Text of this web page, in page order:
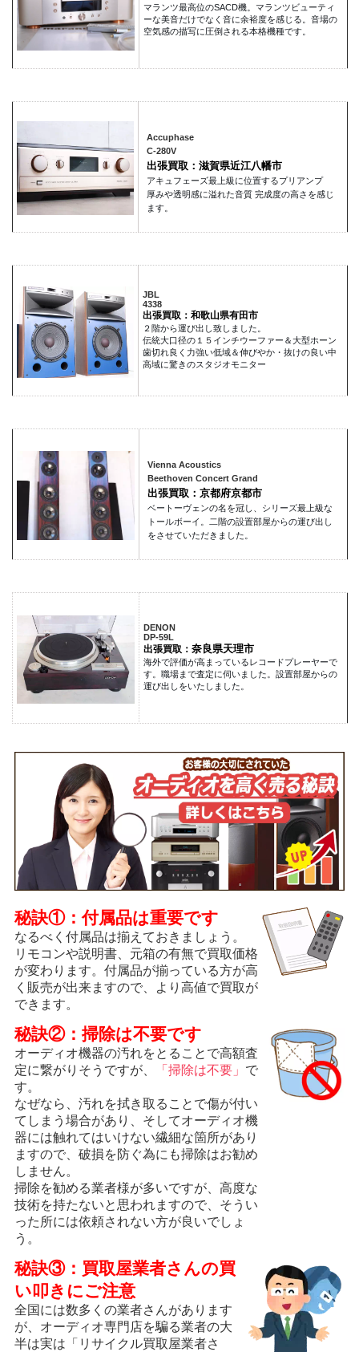
マランツ最高位のSACD機。マランツビューティ
ーな美音だけでなく音に余裕度を感じる。音場の
空気感の描写に圧倒される本格機種です。
Accuphase
C-280V
出張買取：滋賀県近江八幡市
アキュフェーズ最上級に位置するプリアンプ
厚みや透明感に溢れた音質 完成度の高さを感じ
ます。
JBL
4338
出張買取：和歌山県有田市
２階から運び出し致しました。
伝統大口径の１５インチウーファー＆大型ホーン
歯切れ良く力強い低域＆伸びやか・抜けの良い中
高域に驚きのスタジオモニター
Vienna Acoustics
Beethoven Concert Grand
出張買取：京都府京都市
ベートーヴェンの名を冠し、シリーズ最上級な
トールボーイ。二階の設置部屋からの運び出し
をさせていただきました。
DENON
DP-59L
出張買取： 奈良県天理市
海外で評価が高まっているレコードプレーヤーで
す。職場まで査定に伺いました。設置部屋からの
運び出しをいたしました。
秘訣①：付属品は重要です
なるべく付属品は揃えておきましょう。
リモコンや説明書、元箱の有無で買取価格
が変わります。付属品が揃っている方が高
く販売が出来ますので、より高値で買取が
できます。
秘訣②：掃除は不要です
オーディオ機器の汚れをとることで高額査
定に繋がりそうですが、
「掃除は不要」 で
す。
なぜなら、汚れを拭き取ることで傷が付い
てしまう場合があり、そしてオーディオ機
器には触れてはいけない繊細な箇所があり
ますので、破損を防ぐ為にも掃除はお勧め
しません。
掃除を勧める業者様が多いですが、高度な
技術を持たないと思われますので、そうい
った所には依頼されない方が良いでしょ
う。
秘訣③：買取屋業者さんの買
い叩きにご注意
全国には数多くの業者さんがあります
が、オーディオ専門店を騙る業者の大
半は実は「リサイクル買取屋業者さ